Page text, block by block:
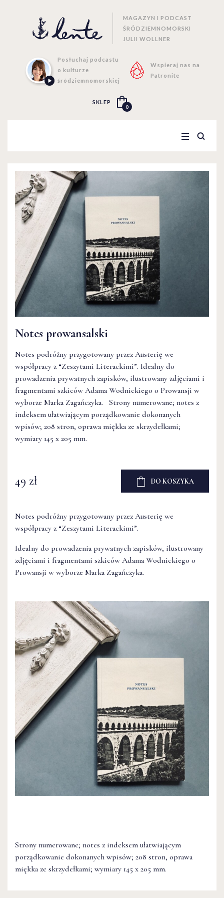
MAGAZYN I PODCAST
ŚRÓDZIEMNOMORSKI
JULII WOLLNER
Posłuchaj podcastu
o kulturze
śródziemnomorskiej
Wspieraj nas na
Patronite
SKLEP
0
Notes prowansalski
Notes podróżny przygotowany przez Austerię we
współpracy z “Zeszytami Literackimi”. Idealny do
prowadzenia prywatnych zapisków, ilustrowany zdjęciami i
fragmentami szkiców Adama Wodnickiego o Prowansji w
wyborze Marka Zagańczyka. Strony numerowane; notes z
indeksem ułatwiającym porządkowanie dokonanych
wpisów; 208 stron, oprawa miękka ze skrzydełkami;
wymiary 145 x 205 mm.
49 zł DO KOSZYKA
Notes podróżny przygotowany przez Austerię we
współpracy z “Zeszytami Literackimi”.
Idealny do prowadzenia prywatnych zapisków, ilustrowany
zdjęciami i fragmentami szkiców Adama Wodnickiego o
Prowansji w wyborze Marka Zagańczyka.
Strony numerowane; notes z indeksem ułatwiającym
porządkowanie dokonanych wpisów; 208 stron, oprawa
miękka ze skrzydełkami; wymiary 145 x 205 mm.